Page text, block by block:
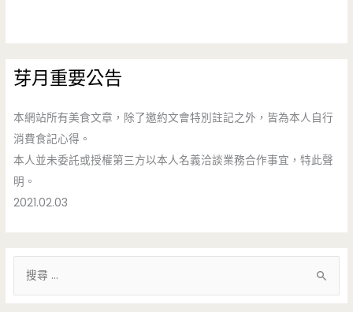
芽月重要公告
本網站所有美食文章，除了邀約文會特別註記之外，皆為本人自行
消費食記心得。
本人並未委託或授權第三方以本人名義洽談業務合作事宜，特此聲
明。
2021.02.03